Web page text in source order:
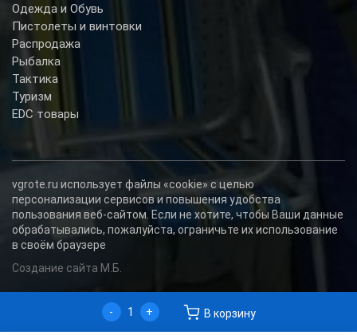
- + В корзину
Одежда и Обувь
Пистолеты и винтовки
Распродажа
Рыбалка
Тактика
Туризм
EDC товары
vgrote.ru использует файлы «cookie» с целью
персонализации сервисов и повышения удобства
пользования веб-сайтом. Если не хотите, чтобы Ваши данные
обрабатывались, пожалуйста, ограничьте их использование
в своём браузере
Создание сайта М.Б.